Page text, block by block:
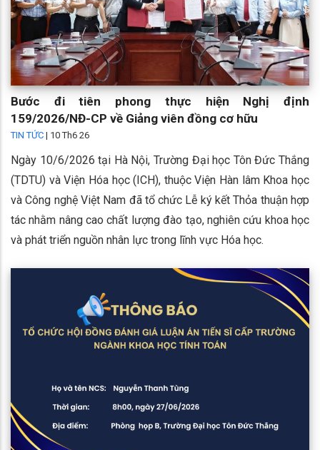
Bước đi tiên phong thực hiện Nghị định
159/2026/NĐ-CP về Giảng viên đồng cơ hữu
TIN TỨC | 10 Th6 26
Ngày 10/6/2026 tại Hà Nội, Trường Đại học Tôn Đức Thắng
(TDTU) và Viện Hóa học (ICH), thuộc Viện Hàn lâm Khoa học
và Công nghệ Việt Nam đã tổ chức Lễ ký kết Thỏa thuận hợp
tác nhằm nâng cao chất lượng đào tạo, nghiên cứu khoa học
và phát triển nguồn nhân lực trong lĩnh vực Hóa học.